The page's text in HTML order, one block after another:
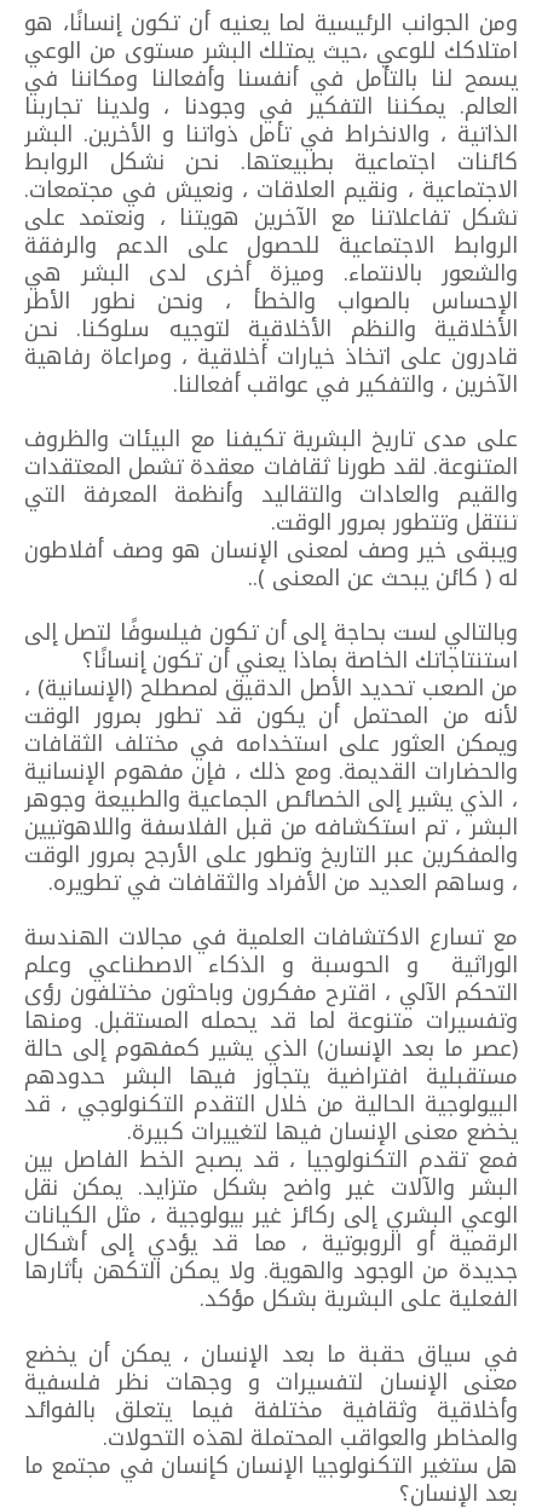
ومن الجوانب الرئيسية لما يعنيه أن تكون إنسانًا، هو
امتلاكك للوعي ،حيث يمتلك البشر مستوى من الوعي
يسمح لنا بالتأمل في أنفسنا وأفعالنا ومكاننا في
العالم. يمكننا التفكير في وجودنا ، ولدينا تجاربنا
الذاتية ، والانخراط في تأمل ذواتنا و الأخرين. البشر
كائنات اجتماعية بطبيعتها. نحن نشكل الروابط
الاجتماعية ، ونقيم العلاقات ، ونعيش في مجتمعات.
تشكل تفاعلاتنا مع الآخرين هويتنا ، ونعتمد على
الروابط الاجتماعية للحصول على الدعم والرفقة
والشعور بالانتماء. وميزة أخرى لدى البشر هي
الإحساس بالصواب والخطأ ، ونحن نطور الأطر
الأخلاقية والنظم الأخلاقية لتوجيه سلوكنا. نحن
قادرون على اتخاذ خيارات أخلاقية ، ومراعاة رفاهية
الآخرين ، والتفكير في عواقب أفعالنا.
على مدى تاريخ البشرية تكيفنا مع البيئات والظروف
المتنوعة. لقد طورنا ثقافات معقدة تشمل المعتقدات
والقيم والعادات والتقاليد وأنظمة المعرفة التي
تنتقل وتتطور بمرور الوقت.
ويبقى خير وصف لمعنى الإنسان هو وصف أفلاطون
له ( كائن يبحث عن المعنى )..
وبالتالي لست بحاجة إلى أن تكون فيلسوفًا لتصل إلى
استنتاجاتك الخاصة بماذا يعني أن تكون إنسانًا؟
من الصعب تحديد الأصل الدقيق لمصطلح (الإنسانية) ،
لأنه من المحتمل أن يكون قد تطور بمرور الوقت
ويمكن العثور على استخدامه في مختلف الثقافات
والحضارات القديمة. ومع ذلك ، فإن مفهوم الإنسانية
، الذي يشير إلى الخصائص الجماعية والطبيعة وجوهر
البشر ، تم استكشافه من قبل الفلاسفة واللاهوتيين
والمفكرين عبر التاريخ وتطور على الأرجح بمرور الوقت
، وساهم العديد من الأفراد والثقافات في تطويره.
مع تسارع الاكتشافات العلمية في مجالات الهندسة
الوراثية و الحوسبة و الذكاء الاصطناعي وعلم
التحكم الآلي ، اقترح مفكرون وباحثون مختلفون رؤى
وتفسيرات متنوعة لما قد يحمله المستقبل. ومنها
(عصر ما بعد الإنسان) الذي يشير كمفهوم إلى حالة
مستقبلية افتراضية يتجاوز فيها البشر حدودهم
البيولوجية الحالية من خلال التقدم التكنولوجي ، قد
يخضع معنى الإنسان فيها لتغييرات كبيرة.
فمع تقدم التكنولوجيا ، قد يصبح الخط الفاصل بين
البشر والآلات غير واضح بشكل متزايد. يمكن نقل
الوعي البشري إلى ركائز غير بيولوجية ، مثل الكيانات
الرقمية أو الروبوتية ، مما قد يؤدي إلى أشكال
جديدة من الوجود والهوية. ولا يمكن التكهن بأثارها
الفعلية على البشرية بشكل مؤكد.
في سياق حقبة ما بعد الإنسان ، يمكن أن يخضع
معنى الإنسان لتفسيرات و وجهات نظر فلسفية
وأخلاقية وثقافية مختلفة فيما يتعلق بالفوائد
والمخاطر والعواقب المحتملة لهذه التحولات.
هل ستغير التكنولوجيا الإنسان كإنسان في مجتمع ما
بعد الإنسان؟